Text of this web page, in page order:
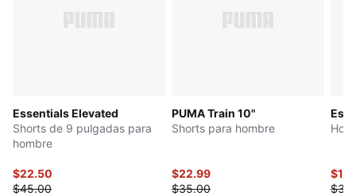
Essentials Elevated
Shorts de 9 pulgadas para
hombre
$22.50
$45.00
PUMA Train 10"
Shorts para hombre
$22.99
$35.00